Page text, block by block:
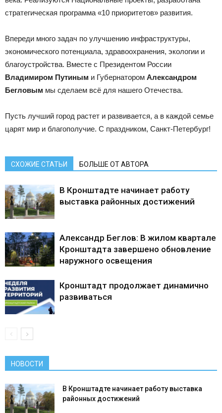
стратегическая программа «10 приоритетов» развития.
Впереди много задач по улучшению инфраструктуры,
экономического потенциала, здравоохранения, экологии и
благоустройства. Вместе с Президентом России
Владимиром Путиным и Губернатором Александром
Бегловым мы сделаем всё для нашего Отечества.
Пусть лучший город растет и развивается, а в каждой семье
царят мир и благополучие. С праздником, Санкт-Петербург!
СХОЖИЕ СТАТЬИ БОЛЬШЕ ОТ АВТОРА
В Кронштадте начинает работу
выставка районных достижений
Александр Беглов: В жилом квартале
Кронштадта завершено обновление
наружного освещения
Кронштадт продолжает динамично
развиваться
НОВОСТИ
В Кронштадте начинает работу выставка
районных достижений